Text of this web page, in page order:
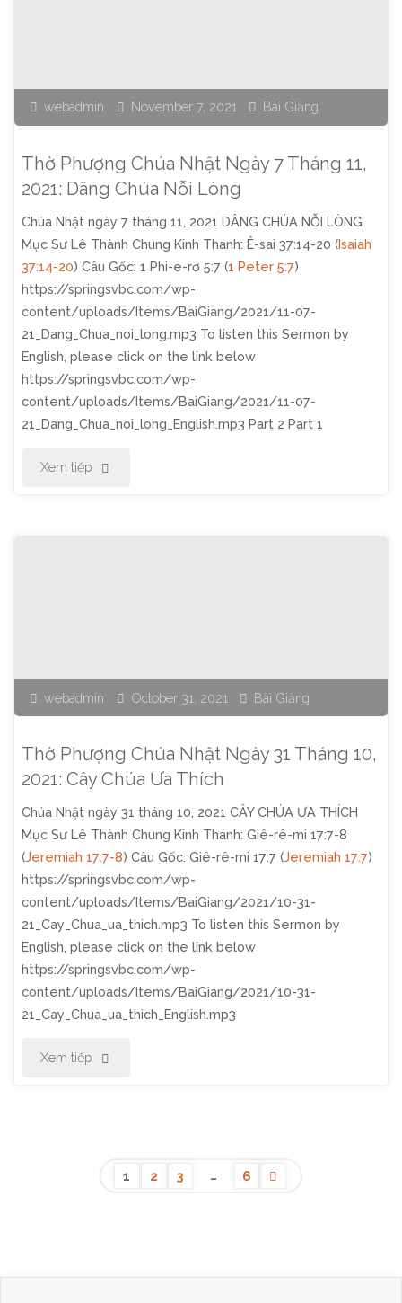
Tháng
2021:
Sự
Tạ
Ơn
Giả
Dối"
webadmin November 7, 2021 Bài Giảng
Thờ Phượng Chúa Nhật Ngày 7 Tháng 11,
2021: Dâng Chúa Nỗi Lòng
Chúa Nhật ngày 7 tháng 11, 2021 DÂNG CHÚA NỖI LÒNG
Mục Sư Lê Thành Chung Kinh Thánh: Ê-sai 37:14-20 (Isaiah
37:14-20) Câu Gốc: 1 Phi-e-rơ 5:7 (1 Peter 5:7)
https://springsvbc.com/wp-
content/uploads/Items/BaiGiang/2021/11-07-
21_Dang_Chua_noi_long.mp3 To listen this Sermon by
English, please click on the link below
https://springsvbc.com/wp-
content/uploads/Items/BaiGiang/2021/11-07-
21_Dang_Chua_noi_long_English.mp3 Part 2 Part 1
Xem tiếp "Thờ
Tháng
2021:
Dâng
Chúa
Nỗi
Lòng"
webadmin October 31, 2021 Bài Giảng
Thờ Phượng Chúa Nhật Ngày 31 Tháng 10,
2021: Cây Chúa Ưa Thích
Chúa Nhật ngày 31 tháng 10, 2021 CÂY CHÚA ƯA THÍCH
Mục Sư Lê Thành Chung Kinh Thánh: Giê-rê-mi 17:7-8
(Jeremiah 17:7-8) Câu Gốc: Giê-rê-mi 17:7 (Jeremiah 17:7)
https://springsvbc.com/wp-
content/uploads/Items/BaiGiang/2021/10-31-
21_Cay_Chua_ua_thich.mp3 To listen this Sermon by
English, please click on the link below
https://springsvbc.com/wp-
content/uploads/Items/BaiGiang/2021/10-31-
21_Cay_Chua_ua_thich_English.mp3
Xem tiếp "Thờ
1 2 3 … 6